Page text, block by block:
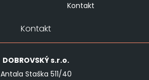
Kontakt
Kontakt
DOBROVSKÝs.r.o.
Antala Staška 511/40